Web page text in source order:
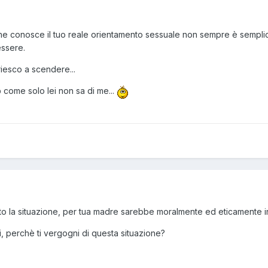
conosce il tuo reale orientamento sessuale non sempre è
a scendere...
come solo lei non sa di me...
la situazione, per tua madre sarebbe moralmente ed eticamente
perchè ti vergogni di questa situazione?